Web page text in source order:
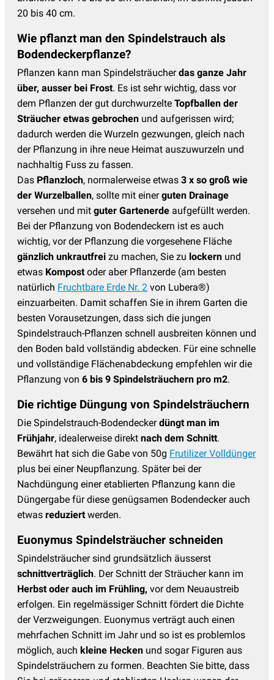
20 bis 40 cm.
Wie pflanzt man den Spindelstrauch als
Bodendeckerpflanze?
Pflanzen kann man Spindelsträucherdas ganze Jahr
über, ausser bei Frost. Es ist sehr wichtig, dass vor
dem Pflanzen der gut durchwurzelte Topfballen der
Sträucher etwas gebrochen und aufgerissen wird;
dadurch werden die Wurzeln gezwungen, gleich nach
der Pflanzung in ihre neue Heimat auszuwurzeln und
nachhaltig Fuss zu fassen.
Das Pflanzloch, normalerweise etwas 3 x so groß wie
der Wurzelballen, sollte mit einerguten Drainage
versehen und mit guter Gartenerde aufgefüllt werden.
Bei der Pflanzung von Bodendeckern ist es auch
wichtig, vor der Pflanzung die vorgesehene Fläche
gänzlich unkrautfrei zu machen, Sie zu lockern und
etwas Kompost oder aber Pflanzerde (am besten
natürlich Fruchtbare Erde Nr. 2 von Lubera®)
einzuarbeiten. Damit schaffen Sie in ihrem Garten die
besten Vorausetzungen, dass sich die jungen
Spindelstrauch-Pflanzen schnell ausbreiten können und
den Boden bald vollständig abdecken. Für eine schnelle
und vollständige Flächenabdeckung empfehlen wir die
Pflanzung von 6 bis 9 Spindelsträuchern pro m2.
Die richtige Düngung von Spindelsträuchern
Die Spindelstrauch-Bodendeckerdüngt man im
Frühjahr, idealerweise direkt nach dem Schnitt.
Bewährt hat sich die Gabe von 50g Frutilizer Volldünger
plus bei einer Neupflanzung. Später bei der
Nachdüngung einer etablierten Pflanzung kann die
Düngergabe für diese genügsamen Bodendecker auch
etwas reduziert werden.
Euonymus Spindelsträucher schneiden
Spindelsträucher sind grundsätzlich äusserst
schnittverträglich. Der Schnitt der Sträucher kann im
Herbst oder auch im Frühling, vor dem Neuaustreib
erfolgen. Ein regelmässiger Schnitt fördert die Dichte
der Verzweigungen. Euonymus verträgt auch einen
mehrfachen Schnitt im Jahr und so ist es problemlos
möglich, auch kleine Hecken und sogar Figuren aus
Spindelsträuchern zu formen. Beachten Sie bitte, dass